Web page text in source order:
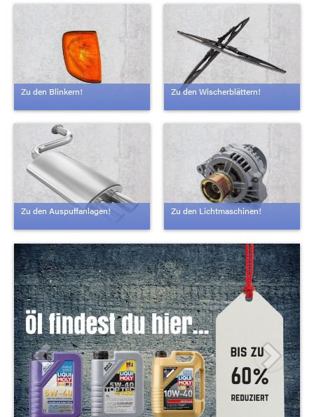
Zu den Blinkern! Zu den Wischerblättern!
Zu den Auspuffanlagen! Zu den Lichtmaschinen!